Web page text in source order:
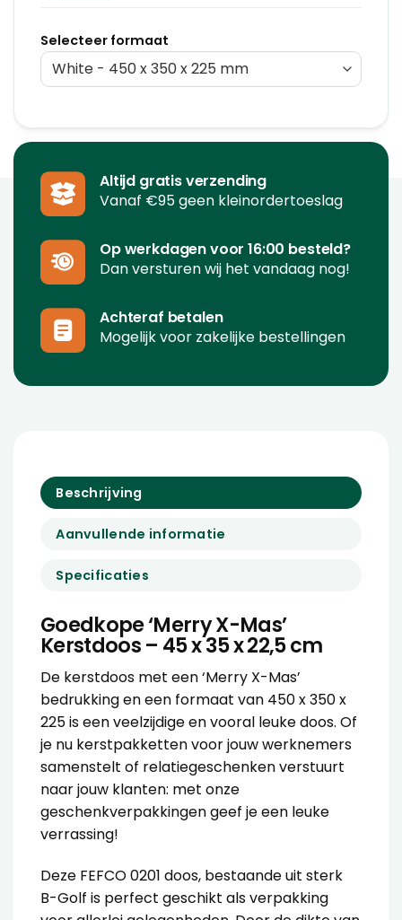
Selecteer formaat
Altijd gratis verzending
Vanaf €95 geen kleinordertoeslag
Op werkdagen voor 16:00 besteld?
Dan versturen wij het vandaag nog!
Achteraf betalen
Mogelijk voor zakelijke bestellingen
Beschrijving
Aanvullende informatie
Specificaties
Goedkope ‘Merry X-Mas’
Kerstdoos – 45 x 35 x 22,5 cm
De kerstdoos met een ‘Merry X-Mas’
bedrukking en een formaat van 450 x 350 x
225 is een veelzijdige en vooral leuke doos. Of
je nu kerstpakketten voor jouw werknemers
samenstelt of relatiegeschenken verstuurt
naar jouw klanten: met onze
geschenkverpakkingen geef je een leuke
verrassing!
Deze FEFCO 0201 doos, bestaande uit sterk
B-Golf is perfect geschikt als verpakking